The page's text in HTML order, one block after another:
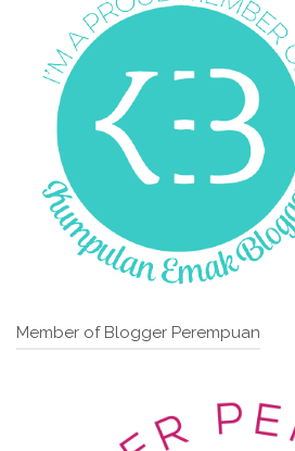
Member of Blogger Perempuan